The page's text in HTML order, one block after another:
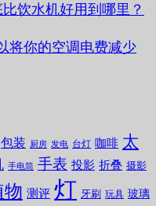
饮水机好用到哪里？
将你的空调电费减少
包装 厨房 发电 台灯 咖啡 太
手电筒 手表 投影 折叠 摄影
物 测评 灯 牙刷 玩具 玻璃